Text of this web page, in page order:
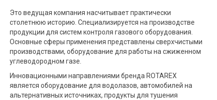
Это ведущая компания насчитывает практически
столетнюю историю. Специализируется на производстве
продукции для систем контроля газового оборудования.
Основные сферы применения представлены сверхчистыми
производствами, оборудование для работы на сжиженном
углеводородном газе.
Инновационными направлениями бренда ROTAREX
является оборудование для водолазов, автомобилей на
альтернативных источниках, продукты для тушения